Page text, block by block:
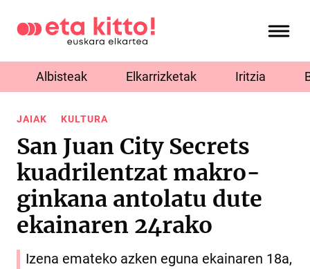
Albisteak Elkarrizketak Iritzia
JAIAK KULTURA
San Juan City Secrets
kuadrilentzat makro-
ginkana antolatu dute
ekainaren 24rako
Izena emateko azken eguna ekainaren 18a,